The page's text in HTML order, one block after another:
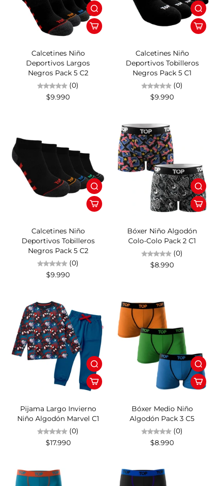
Calcetines Niño
Deportivos Largos
Negros Pack 5 C2
(0)
$9.990
Calcetines Niño
Deportivos Tobilleros
Negros Pack 5 C1
(0)
$9.990
Calcetines Niño
Deportivos Tobilleros
Negros Pack 5 C2
(0)
$9.990
Bóxer Niño Algodón
Colo-Colo Pack 2 C1
(0)
$8.990
Pijama Largo Invierno
Niño Algodón Marvel C1
(0)
$17.990
Bóxer Medio Niño
Algodón Pack 3 C5
(0)
$8.990